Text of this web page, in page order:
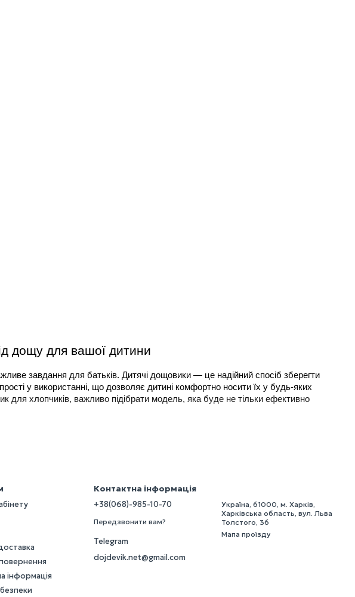
дощу для вашої дитини
завдання для батьків. Дитячі дощовики — це надійний спосіб зберегти
у використанні, що дозволяє дитині комфортно носити їх у будь-яких
хлопчиків, важливо підібрати модель, яка буде не тільки ефективно
рухів.
основні частини тіла дитини, але не надто довгий, щоб не заважати
нахилятися і бігати без дискомфорту.
що допоможе вам обрати оптимальний варіант для вашої дитини відповідно до
інформація
Контактна інформація
+38(068)-985-10-70
Передзвонити вам?
Telegram
dojdevik.net@gmail.com
Україна, 61000, м. Харків,
Харківська область, вул. Льва
Толстого, 36
Мапа проїзду